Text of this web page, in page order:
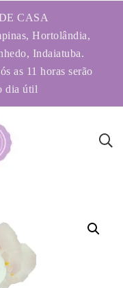
CASA
Hortolândia,
Indaiatuba.
as 11 horas serão
dia útil